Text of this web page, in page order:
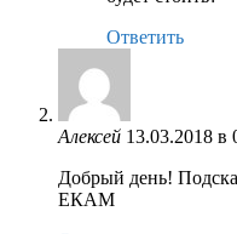
Ответить
Алексей 13.03.2018 в
Добрый день!
ЕКАМ